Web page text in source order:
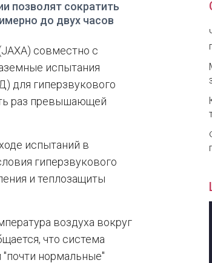
позволят сократить
до двух часов
совместно с
испытания
для гиперзвукового
раз превышающей
испытаний в
гиперзвукового
и теплозащиты
воздуха вокруг
что система
нормальные"